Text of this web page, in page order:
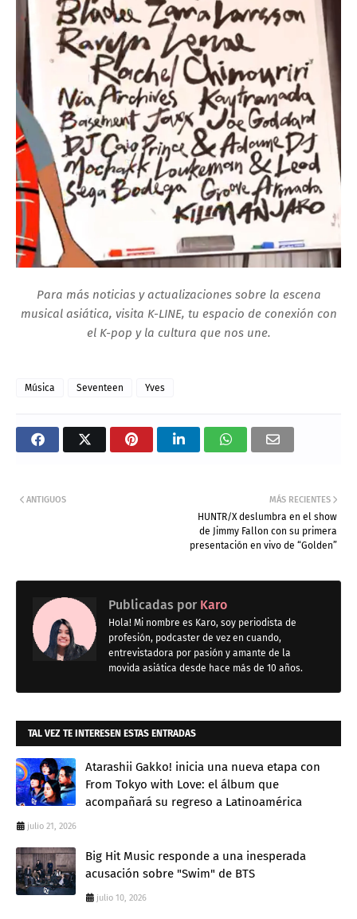
Para más noticias y actualizaciones sobre la escena
musical asiática, visita K-LINE, tu espacio de conexión con
el K-pop y la cultura que nos une.
Música Seventeen Yves
MÁS RECIENTES
HUNTR/X deslumbra en el show
de Jimmy Fallon con su primera
presentación en vivo de “Golden”
ANTIGUOS
Publicadas por Karo
Hola! Mi nombre es Karo, soy periodista de
profesión, podcaster de vez en cuando,
entrevistadora por pasión y amante de la
movida asiática desde hace más de 10 años.
TAL VEZ TE INTERESEN ESTAS ENTRADAS
Atarashii Gakko! inicia una nueva etapa con
From Tokyo with Love: el álbum que
acompañará su regreso a Latinoamérica
julio 21, 2026
Big Hit Music responde a una inesperada
acusación sobre "Swim" de BTS
julio 10, 2026